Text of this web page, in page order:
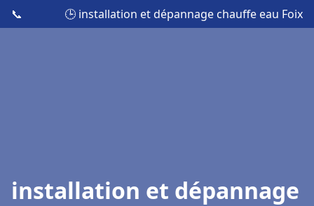
📞 🕒 installation et dépannage chauffe eau Foix
installation et dépannage